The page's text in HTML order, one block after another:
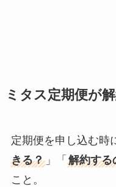
ミタス定期便が
定期便を申し込む時
きる？」「 解約する
こと。